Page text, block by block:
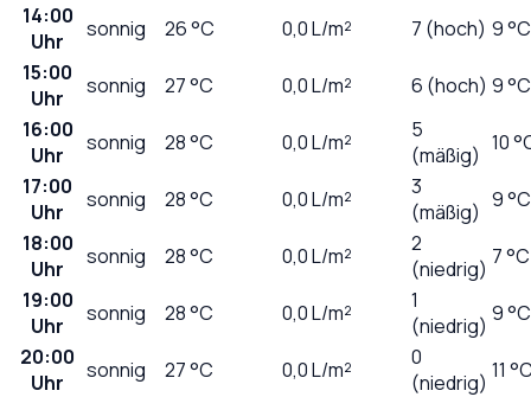
14:00
Uhr
sonnig 26°C 0,0L/m² 7 (hoch) 9 °C
15:00
Uhr
sonnig 27°C 0,0L/m² 6 (hoch) 9 °C
16:00
Uhr
sonnig 28°C 0,0L/m²
5
(mäßig) 10
17:00
Uhr
sonnig 28°C 0,0L/m²
3
(mäßig) 9 °C
18:00
Uhr
sonnig 28°C 0,0L/m²
2
(niedrig) 7 °C
19:00
Uhr
sonnig 28°C 0,0L/m²
1
(niedrig) 9 °C
20:00
Uhr
sonnig 27°C 0,0L/m²
0
(niedrig) 11